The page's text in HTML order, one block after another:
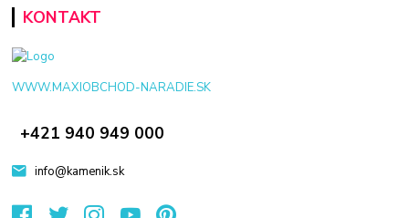
KONTAKT
WWW.MAXIOBCHOD-NARADIE.SK
+421 940 949 000
info@kamenik.sk